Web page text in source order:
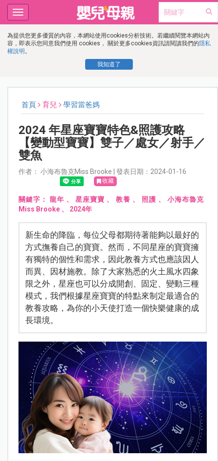
為提供您更多優質的內容，本網站使用cookies分析技術。若繼續閱覽本網站內
容，即表示您同意我們使用 cookies， 關於更多cookies資訊請閱讀我們的隱私
權說明 。
我知道了
Toggle
navigation
首頁 育兒 學習當爸媽
2024 年星座寶寶特色&照護攻略
【變動型寶寶】雙子／處女／射手／
雙魚
作者： 小海布魯克Miss Brooke | 發表日期：2024-01-16
收藏
關鍵字： 龍年 、星座寶寶 、教養 、 照護 、小海布魯克
Miss Brooke、 2024年
新生命的降臨，每位父母都期待著能夠以最好的
方式撫養自己的寶寶。然而，不同星座的寶寶擁
有獨特的個性和需求，因此教養方式也應該因人
而異、因材施教。除了大家熟悉的火土風水四象
限之外，星座也可以分成開創、固定、變動三種
模式，我們根據星座寶寶的特點來制定最適合的
教養攻略，為你的小天使打造一個快樂健康的成
長環境。